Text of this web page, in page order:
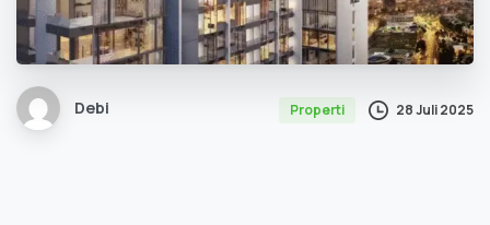
Debi Properti 28 Juli 2025